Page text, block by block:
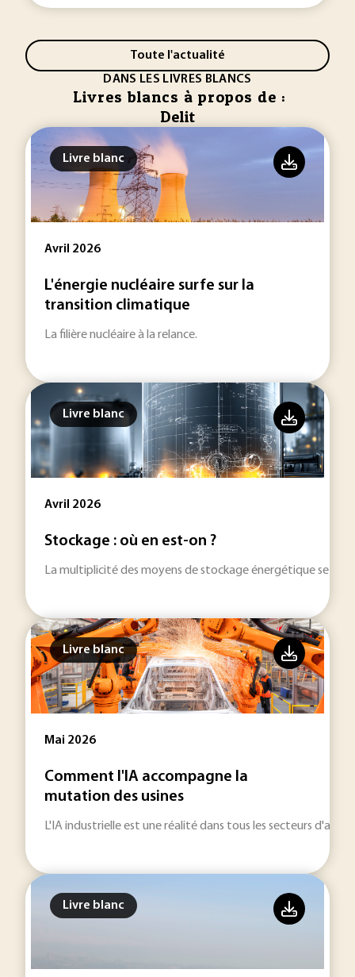
Toute l'actualité
DANS LES LIVRES BLANCS
Livres blancs à propos de :
Delit
Livre blanc
Avril 2026
L'énergie nucléaire surfe sur la
transition climatique
La filière nucléaire à la relance.
Livre blanc
Avril 2026
Stockage : où en est-on ?
La multiplicité des moyens de stockage énergétique se
Livre blanc
Mai 2026
Comment l'IA accompagne la
mutation des usines
L'IA industrielle est une réalité dans tous les secteurs
Livre blanc